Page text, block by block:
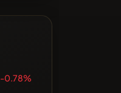
-0.78%